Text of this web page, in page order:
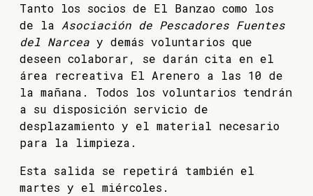
Tanto los socios de El Banzao como los
de la Asociación de Pescadores Fuentes
del Narcea y demás voluntarios que
deseen colaborar, se darán cita en el
área recreativa El Arenero a las 10 de
la mañana. Todos los voluntarios tendrán
a su disposición servicio de
desplazamiento y el material necesario
para la limpieza.
Esta salida se repetirá también el
martes y el miércoles.